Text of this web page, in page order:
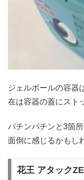
ジェルボールの容器
在は容器の蓋にスト
パチンパチンと3箇
面倒に感じるかもし
花王 アタック